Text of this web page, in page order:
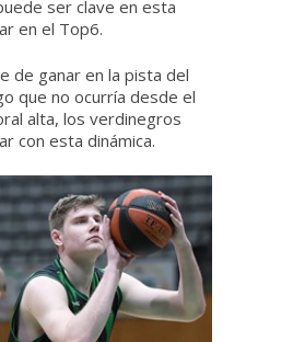
ser clave en esta
en el Top6.
de ganar en la pista del
que no ocurría desde el
alta, los verdinegros
con esta dinámica.